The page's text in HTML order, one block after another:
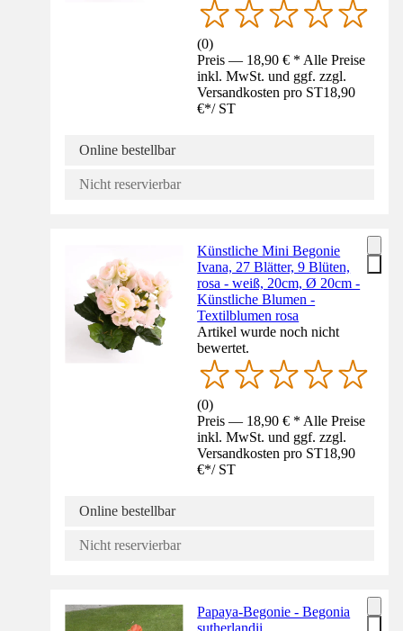
(0)
Preis — 18,90 € * Alle Preise
inkl. MwSt. und ggf. zzgl.
Versandkosten pro ST18,90
€*/ ST
Online bestellbar
Nicht reservierbar
Künstliche Mini Begonie
Ivana, 27 Blätter, 9 Blüten,
rosa - weiß, 20cm, Ø 20cm -
Künstliche Blumen -
Textilblumen rosa
Artikel wurde noch nicht
bewertet.
(0)
Preis — 18,90 € * Alle Preise
inkl. MwSt. und ggf. zzgl.
Versandkosten pro ST18,90
€*/ ST
Online bestellbar
Nicht reservierbar
Papaya-Begonie - Begonia
sutherlandii